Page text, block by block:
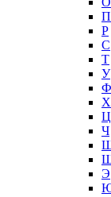
П
Р
С
Т
У
Ф
Х
Ц
Ч
Э